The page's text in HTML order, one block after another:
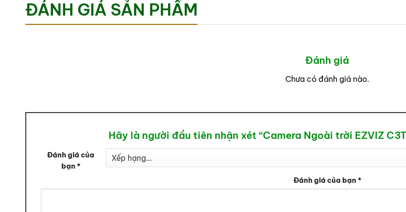
ĐÁNH GIÁ SẢN PHẨM
Đánh giá
Chưa có đánh giá nào.
Hãy là người đầu tiên nhận xét “Camera Ngoài trời EZVIZ
Đánh giá của
bạn *
Đánh giá của bạn *